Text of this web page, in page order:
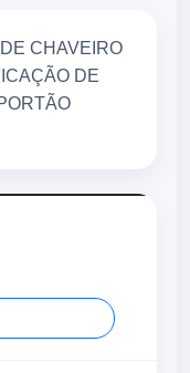
CHAVEIRO
DE